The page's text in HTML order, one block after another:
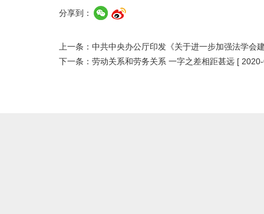
分享到：
上一条： 中共中央办公厅印发《关于进一步加强法学会
下一条： 劳动关系和劳务关系 一字之差相距甚远 [